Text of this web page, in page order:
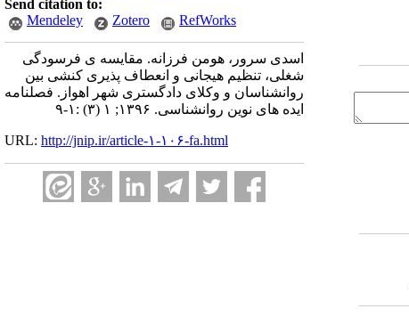
Send citation to:
Mendeley
Zotero RefWorks
اسدی سرور، هومن فرزانه. مقایسه ی فرسودگی
شغلی، تنظیم هیجانی و انعطاف پذیری کنشی بین
روانشناسان و وکلای دادگستری شهر اهواز. فصلنامه
ایده های نوین روانشناسی. ۱۳۹۶; ۱ (۳) :۱-۹
URL: http://jnip.ir/article-۱-۱۰۶-fa.html